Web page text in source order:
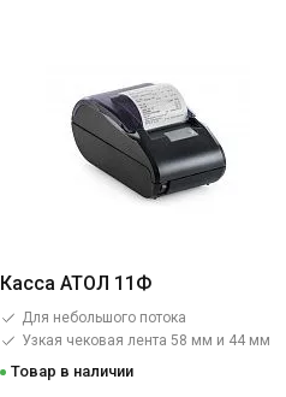
Касса АТОЛ 11Ф
Для небольшого потока
Узкая чековая лента 58 мм и 44 мм
Товар в наличии